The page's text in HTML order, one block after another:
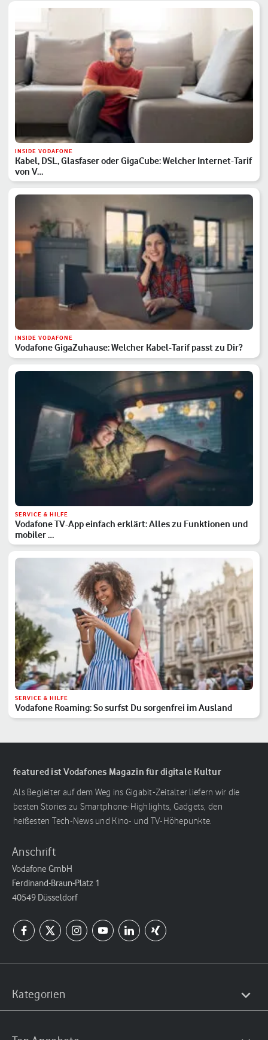
INSIDE VODAFONE
Kabel, DSL, Glasfaser oder GigaCube: Welcher Internet-Tarif
von V…
INSIDE VODAFONE
Vodafone GigaZuhause: Welcher Kabel-Tarif passt zu Dir?
SERVICE & HILFE
Vodafone TV-App einfach erklärt: Alles zu Funktionen und
mobiler …
SERVICE & HILFE
Vodafone Roaming: So surfst Du sorgenfrei im Ausland
featured ist Vodafones Magazin für digitale Kultur
Als Begleiter auf dem Weg ins Gigabit-Zeitalter liefern wir die
besten Stories zu Smartphone-Highlights, Gadgets, den
heißesten Tech-News und Kino- und TV-Höhepunkte.
Anschrift
Vodafone GmbH
Ferdinand-Braun-Platz 1
40549 Düsseldorf
Kategorien